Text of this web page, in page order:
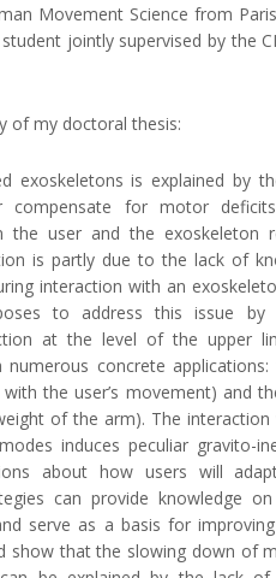
Movement Science from
jointly supervised by the
of my doctoral thesis:
exoskeletons is explained by
compensate for motor
the user and the exoskeleton
is partly due to the lack of
interaction with an
to address this issue by
at the level of the upper
concrete
the user’s movement) and
of the arm). The
induces peculiar gravito-
about how users will
can provide knowledge
serve as a basis for
show that the slowing down of